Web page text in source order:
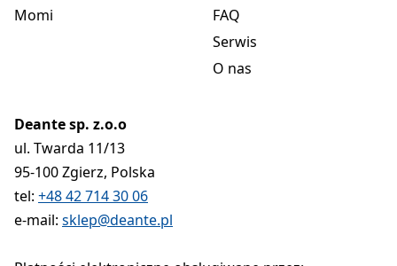
Momi
FAQ
Serwis
O nas
Deante sp. z.o.o
ul. Twarda 11/13
95-100 Zgierz, Polska
tel: +48 42 714 30 06
e-mail: sklep@deante.pl